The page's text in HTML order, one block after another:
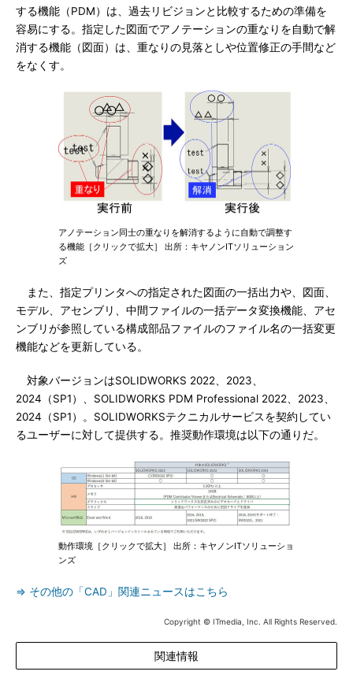
する機能（PDM）は、過去リビジョンと比較するための準備を
容易にする。指定した図面でアノテーションの重なりを自動で解
消する機能（図面）は、重なりの見落としや位置修正の手間など
をなくす。
アノテーション同士の重なりを解消するように自動で調整す
る機能［クリックで拡大］ 出所：キヤノンITソリューション
ズ
また、指定プリンタへの指定された図面の一括出力や、図面、
モデル、アセンブリ、中間ファイルの一括データ変換機能、アセ
ンブリが参照している構成部品ファイルのファイル名の一括変更
機能などを更新している。
対象バージョンはSOLIDWORKS 2022、2023、
2024（SP1）、SOLIDWORKS PDM Professional 2022、2023、
2024（SP1）。SOLIDWORKSテクニカルサービスを契約してい
るユーザーに対して提供する。推奨動作環境は以下の通りだ。
動作環境［クリックで拡大］ 出所：キヤノンITソリューショ
ンズ
⇒ その他の「CAD」関連ニュースはこちら
Copyright © ITmedia, Inc. All Rights Reserved.
関連情報